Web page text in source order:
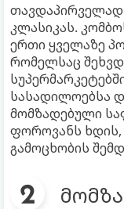
თავდაპირველად
კლასიკას.
ერთი ყველაზე
რომელსაც
სასადილოებსა
მომზადებული
ფოროვანს
გამოცხობის